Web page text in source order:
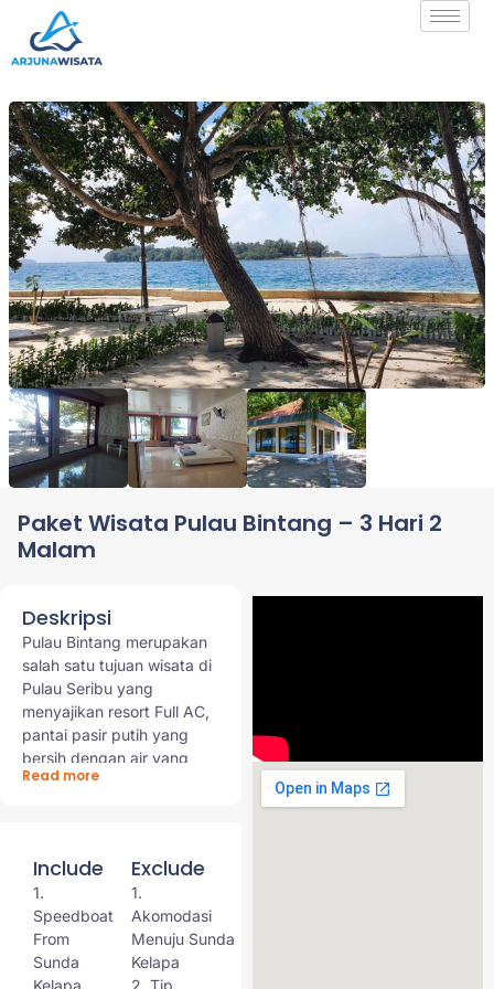
Paket Wisata Pulau Bintang – 3 Hari 2
Malam
Deskripsi
Pulau Bintang merupakan
salah satu tujuan wisata di
Pulau Seribu yang
menyajikan resort Full AC,
pantai pasir putih yang
bersih dengan air yang
sangat bening untuk anda
menyediakan Paket wisata
Pulau Bintang untuk Anda
yang hanya berdua,
bersama keluarga, atau
pun untuk acara outing
Read more
Include
1.
Speedboat
From
Sunda
Kelapa
Exclude
1.
Akomodasi
Menuju Sunda
Kelapa
2. Tip